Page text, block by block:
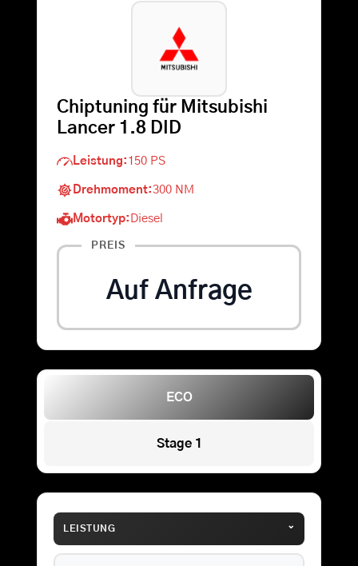
Warenkorb
Chiptuning für Mitsubishi
Lancer 1.8 DID
Leistung: 150 PS
Drehmoment:300 NM
Motortyp: Diesel
PREIS
Auf Anfrage
ECO
Stage 1
LEISTUNG ⌄